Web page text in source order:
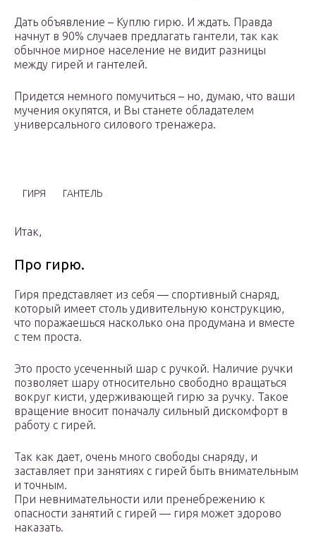
Дать объявление – Куплю гирю. И ждать. Правда
начнут в 90% случаев предлагать гантели, так как
обычное мирное население не видит разницы
между гирей и гантелей.
Придется немного помучиться – но, думаю, что ваши
мучения окупятся, и Вы станете обладателем
универсального силового тренажера.
ГИРЯ ГАНТЕЛЬ
Итак,
Про гирю.
Гиря представляет из себя — спортивный снаряд,
который имеет столь удивительную конструкцию,
что поражаешься насколько она продумана и вместе
с тем проста.
Это просто усеченный шар с ручкой. Наличие ручки
позволяет шару относительно свободно вращаться
вокруг кисти, удерживающей гирю за ручку. Такое
вращение вносит поначалу сильный дискомфорт в
работу с гирей.
Так как дает, очень много свободы снаряду, и
заставляет при занятиях с гирей быть внимательным
и точным.
При невнимательности или пренебрежению к
опасности занятий с гирей — гиря может здорово
наказать.